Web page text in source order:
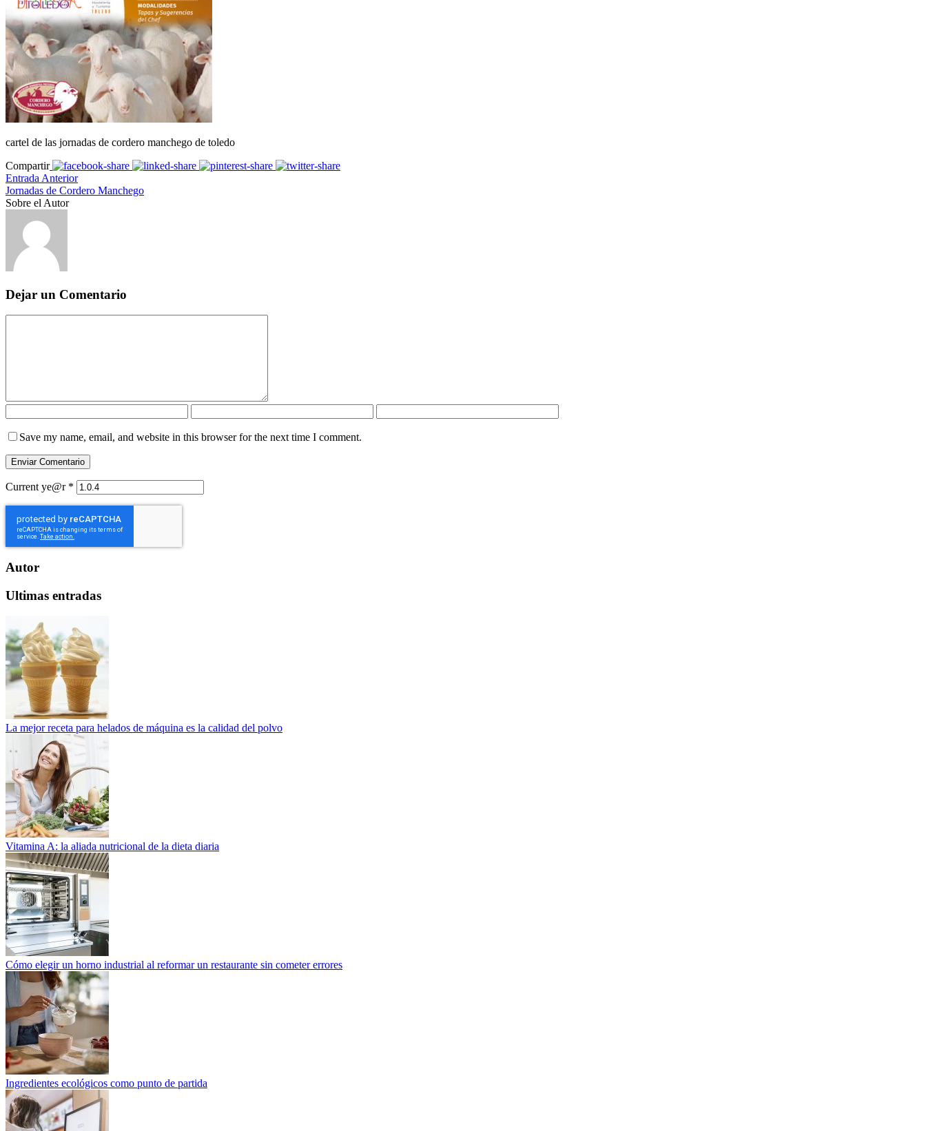
cartel de las jornadas de cordero manchego de toledo
Compartir
Entrada Anterior
Jornadas de Cordero Manchego
Sobre el Autor
Dejar un Comentario
Save my name, email, and website in this browser for the next time I comment.
Current ye@r *
Autor
Ultimas entradas
La mejor receta para helados de máquina es la calidad del polvo
Vitamina A: la aliada nutricional de la dieta diaria
Cómo elegir un horno industrial al reformar un restaurante sin cometer errores
Ingredientes ecológicos como punto de partida